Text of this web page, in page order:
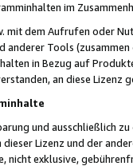
im
mit dem Aufrufen oder
Tools (zusammen
in Bezug auf
an diese Lizenz
und ausschließlich
Lizenz und der
exklusive,